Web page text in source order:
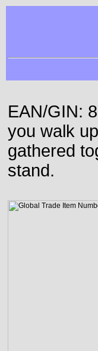
EAN/GIN:
you walk
gathered
stand.